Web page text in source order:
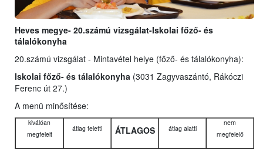
Heves megye- 20.számú vizsgálat-Iskolai főző- és
tálalókonyha
20.számú vizsgálat - Mintavétel helye (főző- és tálalókonyha):
Iskolai főző- és tálalókonyha (3031 Zagyvaszántó, Rákóczi
Ferenc út 27.)
A menü minősítése:
kiválóan
megfelelt
átlag feletti ÁTLAGOS átlag alatti
nem
megfelelő